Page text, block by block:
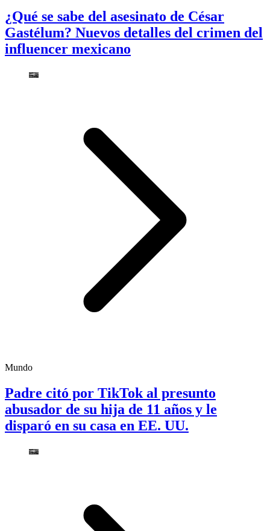
¿Qué se sabe del asesinato de César
Gastélum? Nuevos detalles del crimen del
influencer mexicano
Mundo
Padre citó por TikTok al presunto
abusador de su hija de 11 años y le
disparó en su casa en EE. UU.